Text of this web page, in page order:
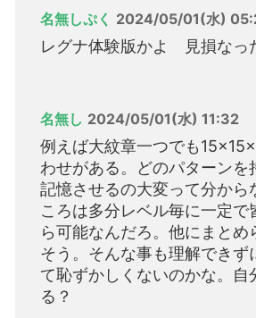
名無しぷく 2024/05/01(水)
レグナ体験版かよ 見損なっ
名無し 2024/05/01(水) 11:32
例えば大紋章一つでも
わせがある。どのパターンを
記憶させるの大変って分から
ころは多分レベル毎に一定で
ら可能なんだろ。他にまとめ
そう。そんな事も理解できず
て恥ずかしくないのかな。自
る？